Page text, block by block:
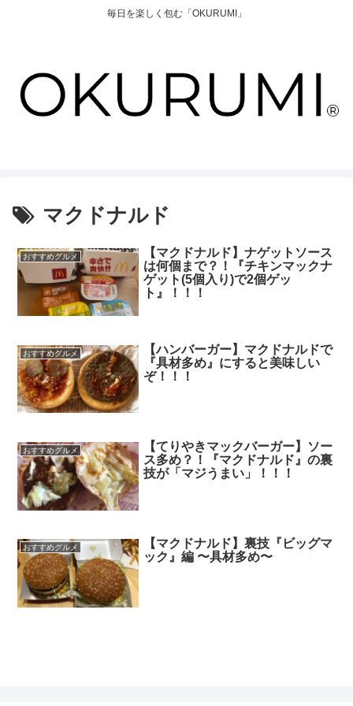
毎日を楽しく包む「OKURUMI」
マクドナルド
おすすめグルメ
【マクドナルド】ナゲットソース
は何個まで？！『チキンマックナ
ゲット(5個入り)で2個ゲッ
ト』！！！
おすすめグルメ
【ハンバーガー】マクドナルドで
『具材多め』にすると美味しい
ぞ！！！
おすすめグルメ
【てりやきマックバーガー】ソー
ス多め？！『マクドナルド』の裏
技が「マジうまい」！！！
おすすめグルメ
【マクドナルド】裏技『ビッグマ
ック』編 〜具材多め〜